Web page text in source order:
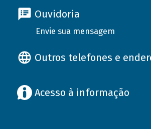
Ouvidoria
Envie sua mensagem
Outros telefones e
Acesso à informação